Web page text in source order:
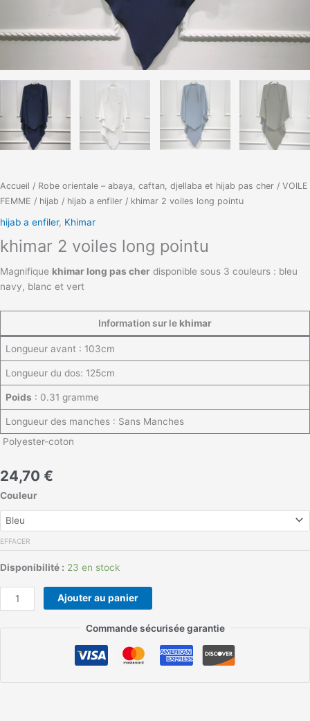
Accueil / Robe orientale – abaya, caftan, djellaba et hijab pas cher / VOILE
FEMME / hijab / hijab a enfiler / khimar 2 voiles long pointu
hijab a enfiler, Khimar
khimar 2 voiles long pointu
Magnifique khimar long pas cher disponible sous 3 couleurs : bleu
navy, blanc et vert
Information sur le khimar
Longueur avant : 103cm
Longueur du dos: 125cm
Poids : 0.31 gramme
Longueur des manches : Sans Manches
Polyester-coton
24,70 €
Couleur
EFFACER
Disponibilité : 23 en stock
Ajouter au panier
Commande sécurisée garantie